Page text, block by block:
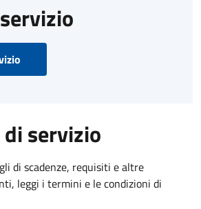
servizio
di scadenze, requisiti e altre
leggi i termini e le condizioni di